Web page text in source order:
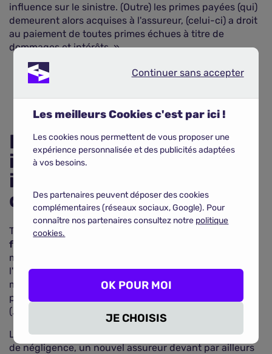
influence sur le sinistre. (Outre) les primes payées (qui)
demeurent alors acquises à l'assureur, (celui-ci) a droit
au paiement de toutes primes échues à titre de
dommages et intérêts. »
COMPARER LES ASSURANCES AUTO
Différences entre erreur
intentionnelle et non
intentionnelle dans la
déclaration
Toutefois, l'article L113-10 tempère les effets d'une
fausse déclaration en l'absence de mauvaise foi
mentionnant que cela « n'entraîne pas la nullité de
l'assurance », l'assureur ayant « le droit soit de
maintenir le contrat moyennant une augmentation de
prime (…), soit de (le) résilier dix jours après notification
(…) à l'assuré par lettre recommandée ».
Le risque est donc réel en cas de fausse déclaration ou
de négligence, un nouvel assureur devant par ailleurs
Continuer sans accepter
Les meilleurs Cookies c'est par ici !
Les cookies nous permettent de vous proposer une
expérience personnalisée et des publicités adaptées
à vos besoins.
Des partenaires peuvent déposer des cookies
complémentaires (réseaux sociaux, Google). Pour
connaître nos partenaires consultez notre politique
cookies.
JE CHOISIS
OK POUR MOI
Continuer sans accepter